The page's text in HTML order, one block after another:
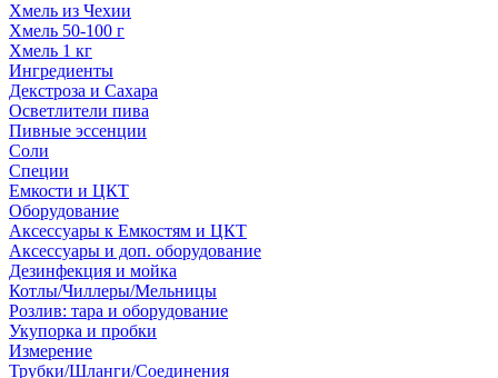
Хмель из Чехии
Хмель 50-100 г
Хмель 1 кг
Ингредиенты
Декстроза и Сахара
Осветлители пива
Пивные эссенции
Соли
Специи
Емкости и ЦКТ
Оборудование
Аксессуары к Емкостям и ЦКТ
Аксессуары и доп. оборудование
Дезинфекция и мойка
Котлы/Чиллеры/Мельницы
Розлив: тара и оборудование
Укупорка и пробки
Измерение
Трубки/Шланги/Соединения